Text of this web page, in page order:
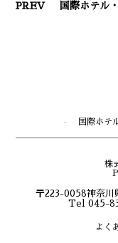
PREV
国際ホテル
国際ホテ
株
〒223-0058神奈
Tel 045-
よく